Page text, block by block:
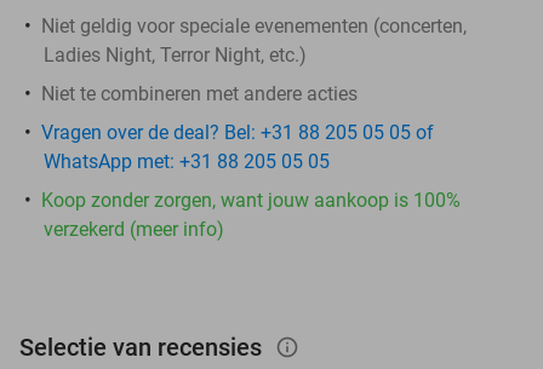
Niet geldig voor speciale evenementen (concerten,
Ladies Night, Terror Night, etc.)
Niet te combineren met andere acties
Vragen over de deal? Bel: +31 88 205 05 05 of
WhatsApp met: +31 88 205 05 05
Koop zonder zorgen, want jouw aankoop is 100%
verzekerd (meer info)
Selectie van recensies info_outlined